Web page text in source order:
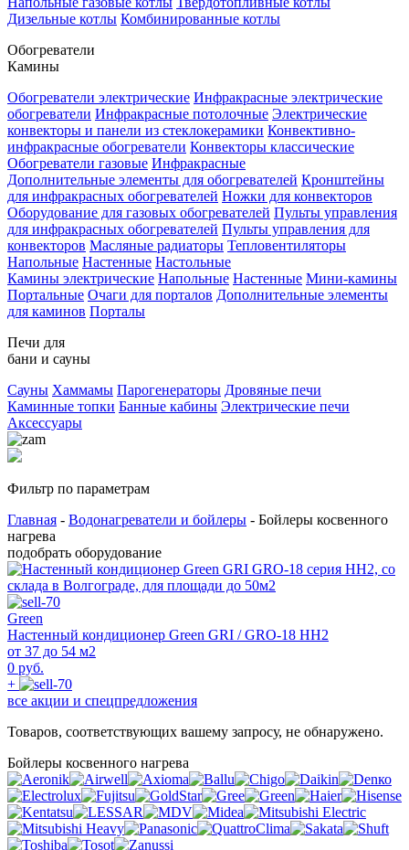
Дизельные котлы Комбинированные котлы
Обогреватели
Камины
Обогреватели электрические Инфракрасные электрические
обогреватели Инфракрасные потолочные Электрические
конвекторы и панели из стеклокерамики Конвективно-
инфракрасные обогреватели Конвекторы классические
Обогреватели газовые Инфракрасные
Дополнительные элементы для обогревателей Кронштейны
для инфракрасных обогревателей Ножки для конвекторов
Оборудование для газовых обогревателей Пульты управления
для инфракрасных обогревателей Пульты управления для
конвекторов Масляные радиаторы Тепловентиляторы
Напольные Настенные Настольные
Камины электрические Напольные Настенные Мини-камины
Портальные Очаги для порталов Дополнительные элементы
для каминов Порталы
Печи для
бани и сауны
Сауны Хаммамы Парогенераторы Дровяные печи
Каминные топки Банные кабины Электрические печи
Аксессуары
Фильтр по параметрам
Главная - Водонагреватели и бойлеры - Бойлеры косвенного
нагрева
подобрать оборудование
Green
Настенный кондиционер Green GRI / GRO-18 HH2
от 37 до 54 м2
0 руб.
+
все акции и спецпредложения
Товаров, соответствующих вашему запросу, не обнаружено.
Бойлеры косвенного нагрева